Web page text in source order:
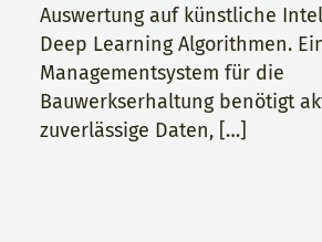
Auswertung auf künstliche
Deep Learning Algorithmen.
Managementsystem für die
Bauwerkserhaltung benötigt
zuverlässige Daten, […]